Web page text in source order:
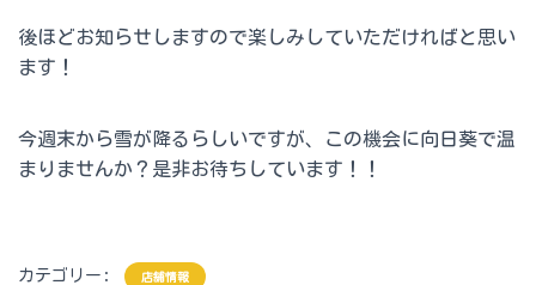
後ほどお知らせしますので楽しみしていただければと思い
ます！
今週末から雪が降るらしいですが、この機会に向日葵で温
まりませんか？是非お待ちしています！！
カテゴリー: 店舗情報